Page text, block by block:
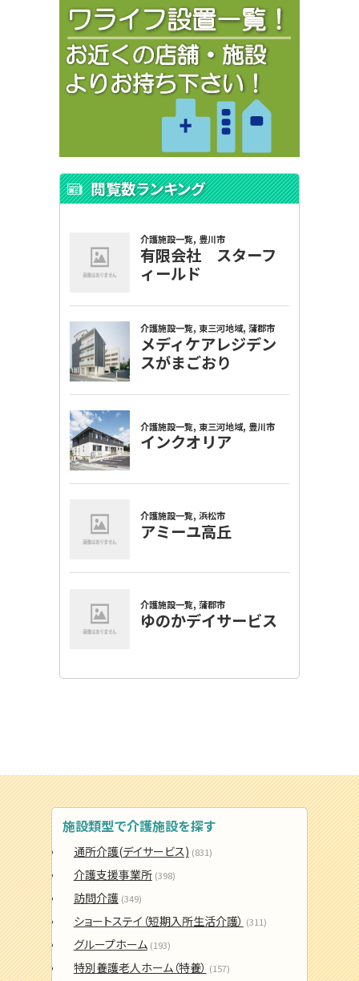
閲覧数ランキング
施設類型で介護施設を探す
通所介護(デイサービス) (831)
介護支援事業所 (398)
訪問介護 (349)
ショートステイ（短期入所生活介護） (311)
グループホーム (193)
特別養護老人ホーム（特養） (157)